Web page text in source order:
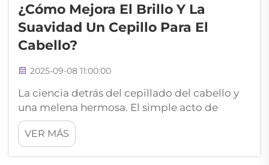
¿Cómo Mejora El Brillo Y La
Suavidad Un Cepillo Para El
Cabello?
2025-09-08 11:00:00
La ciencia detrás del cepillado del cabello y
una melena hermosa. El simple acto de
cepillarte el cabello puede transformar tu
pelo de opaco y sin vida a brillante y sedoso.
Un cepillo de alta calidad es algo más que
VER MÁS